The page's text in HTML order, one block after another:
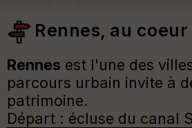
Rennes, au
Rennes est l'une des
parcours urbain invite à
patrimoine.
Départ : écluse du canal